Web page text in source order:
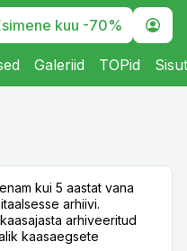
kuu -70%
Galeriid TOPid
kui 5 aastat vana
arhiivi.
arhiveeritud
kaasaegsete